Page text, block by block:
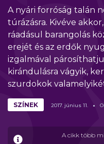
A nyári forróság talán
túrázásra. Kivéve
ráadásul barangolás
erejét és az erdők
izgalmával
kirándulásra vágyik,
szurdokok
A cikk több
SZÍNEK 2017. június 11.